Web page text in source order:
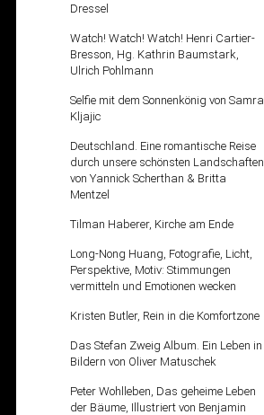
Dressel
Watch! Watch! Watch! Henri Cartier-
Bresson, Hg. Kathrin Baumstark,
Ulrich Pohlmann
Selfie mit dem Sonnenkönig von Samra
Kljajic
Deutschland. Eine romantische Reise
durch unsere schönsten Landschaften
von Yannick Scherthan & Britta
Mentzel
Tilman Haberer, Kirche am Ende
Long-Nong Huang, Fotografie, Licht,
Perspektive, Motiv: Stimmungen
vermitteln und Emotionen wecken
Kristen Butler, Rein in die Komfortzone
Das Stefan Zweig Album. Ein Leben in
Bildern von Oliver Matuschek
Peter Wohlleben, Das geheime Leben
der Bäume, Illustriert von Benjamin